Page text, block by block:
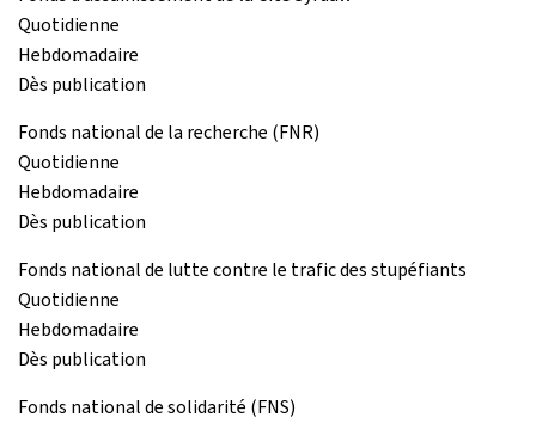
Quotidienne
Hebdomadaire
Dès publication
Fonds national de la recherche (FNR)
Quotidienne
Hebdomadaire
Dès publication
Fonds national de lutte contre le trafic des stupéfiants
Quotidienne
Hebdomadaire
Dès publication
Fonds national de solidarité (FNS)